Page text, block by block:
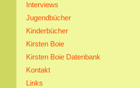
Interviews
Jugendbücher
Kinderbücher
Kirsten Boie
Kirsten Boie Datenbank
Kontakt
Links